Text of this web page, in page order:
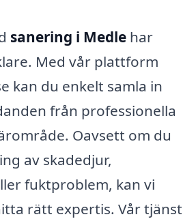
sanering i Medle har
Med vår plattform
kan du enkelt samla in
från professionella
Oavsett om du
av skadedjur,
fuktproblem, kan vi
rätt expertis. Vår tjänst